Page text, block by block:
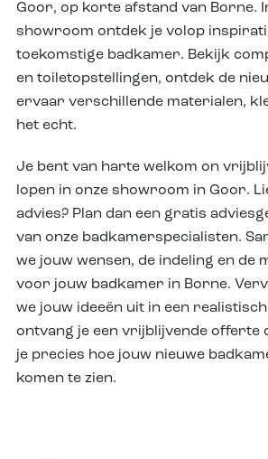
Goor, op korte afstand van Borne.
showroom ontdek je volop
toekomstige badkamer. Bekijk
en toiletopstellingen, ontdek de
ervaar verschillende materialen,
het echt.
Je bent van harte welkom on
lopen in onze showroom in Goor.
advies? Plan dan een gratis
van onze badkamerspecialisten.
we jouw wensen, de indeling en de
voor jouw badkamer in Borne.
we jouw ideeën uit in een
ontvang je een vrijblijvende offerte
je precies hoe jouw nieuwe
komen te zien.